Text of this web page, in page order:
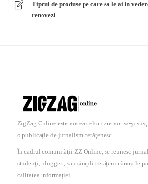
Tiprui de produse pe care sa le ai in
renovezi
ZigZag Online este vocea celor care vor să-şi
o publicaţie de jurnalism cetăţenesc.
În cadrul comunităţii ZZ Online, se reunesc
studenţi, bloggeri, sau simpli cetăţeni cărora le
calitatea informaţiei.